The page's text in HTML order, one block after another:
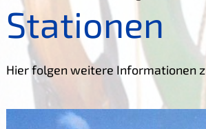
Stationen
Hier folgen weitere Informationen